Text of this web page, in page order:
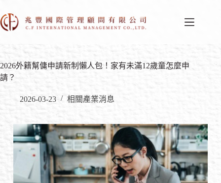
2026外籍幫傭申請新制懶人包！家有未滿12歲童怎麼申
請？
2026-03-23 相關產業消息